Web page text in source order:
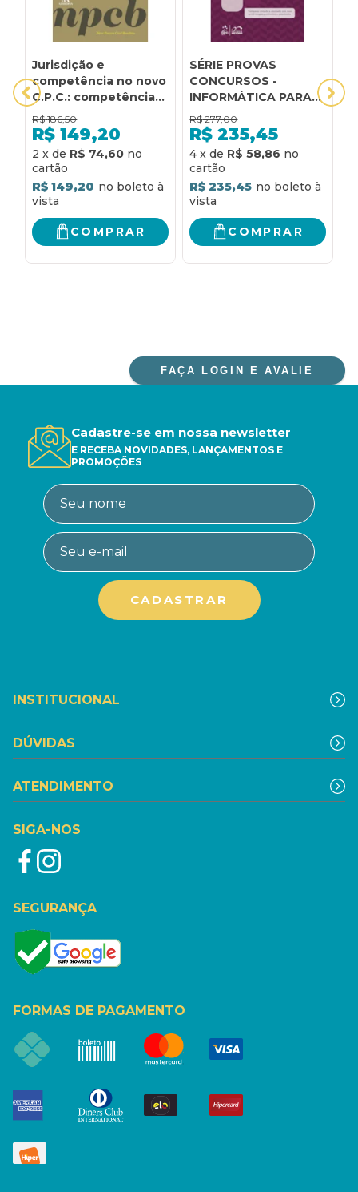
Jurisdição e
competência no novo
C.P.C.: competência
da justiça federal e
competência da
justiça estadual
R$ 186,50
R$ 149,20
2 x de R$ 74,60
R$ 149,20
COMPRAR
SÉRIE PROVAS
CONCURSOS -
INFORMÁTICA PARA
CONCURSOS -
TEORIA E QUESTÕES
- 7ª EDIÇÃO 2021
R$ 277,00
R$ 235,45
4 x de R$ 58,86
R$ 235,45
COMPRAR
FAÇA LOGIN E AVALIE
Cadastre-se em nossa newsletter
E RECEBA NOVIDADES, LANÇAMENTOS E
PROMOÇÕES
INSTITUCIONAL
DÚVIDAS
ATENDIMENTO
SIGA-NOS
SEGURANÇA
FORMAS DE PAGAMENTO